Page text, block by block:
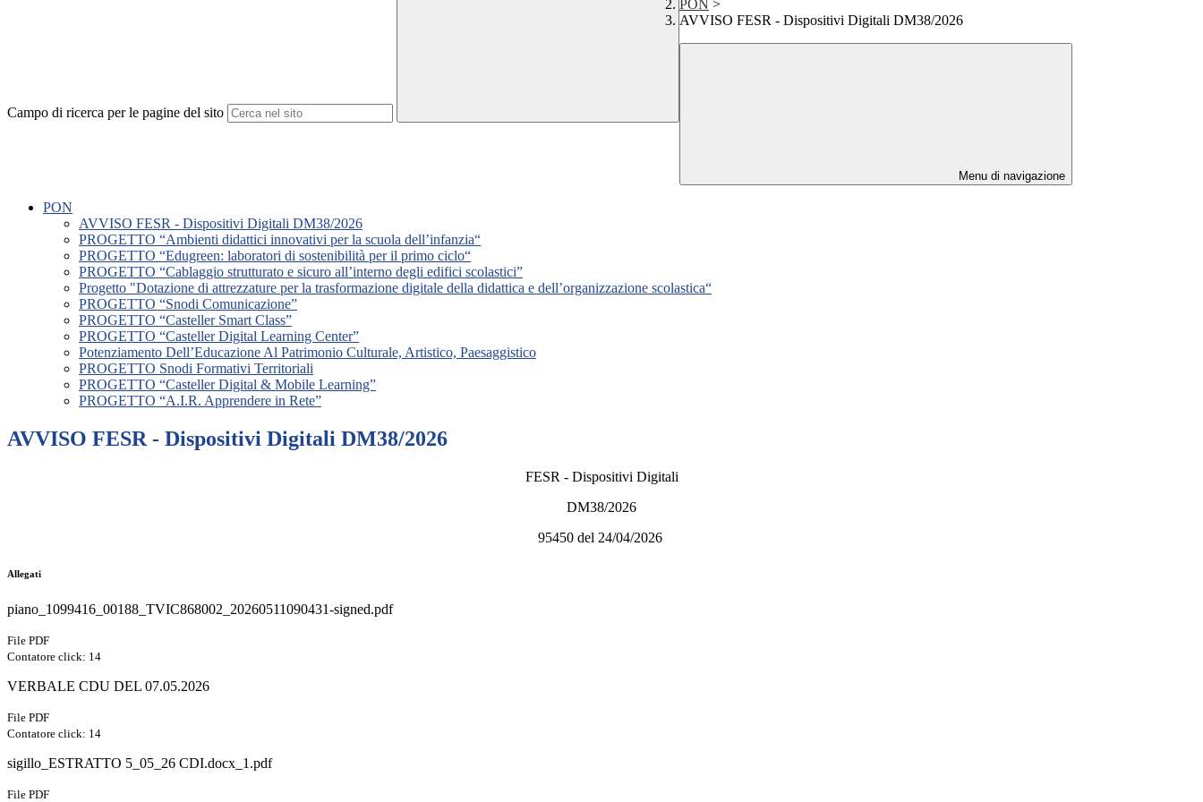
Campo di ricerca per le pagine del sito
PON >
AVVISO FESR - Dispositivi Digitali DM38/2026
Menu di navigazione
PON
AVVISO FESR - Dispositivi Digitali DM38/2026
PROGETTO “Ambienti didattici innovativi per la scuola dell’infanzia“
PROGETTO “Edugreen: laboratori di sostenibilità per il primo ciclo“
PROGETTO “Cablaggio strutturato e sicuro all’interno degli edifici scolastici”
Progetto "Dotazione di attrezzature per la trasformazione digitale della didattica e dell’organizzazione scolastica“
PROGETTO “Snodi Comunicazione”
PROGETTO “Casteller Smart Class”
PROGETTO “Casteller Digital Learning Center”
Potenziamento Dell’Educazione Al Patrimonio Culturale, Artistico, Paesaggistico
PROGETTO Snodi Formativi Territoriali
PROGETTO “Casteller Digital & Mobile Learning”
PROGETTO “A.I.R. Apprendere in Rete”
AVVISO FESR - Dispositivi Digitali DM38/2026
FESR - Dispositivi Digitali
DM38/2026
95450 del 24/04/2026
Allegati
piano_1099416_00188_TVIC868002_20260511090431-signed.pdf
File PDF
Contatore click: 14
VERBALE CDU DEL 07.05.2026
File PDF
Contatore click: 14
sigillo_ESTRATTO 5_05_26 CDI.docx_1.pdf
File PDF